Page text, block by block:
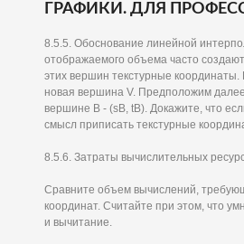
ГРАФИКИ. ДЛЯ
8.5.5. Обоснование линейной
отображаемого объема часто
этих вершин текстурные
новая вершина V. Предположим
вершине В - (sB, tB). Докажите, что
смысл приписать текстурные
8.5.6. Затраты вычислительных
Сравните объем вычислений,
координат. Считайте при этом, что
и вычитание.